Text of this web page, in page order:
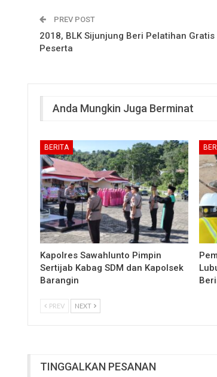
PREV POST
2018, BLK Sijunjung Beri Pelatihan Gratis
Peserta
Anda Mungkin Juga Berminat
BERITA
Kapolres Sawahlunto Pimpin
Sertijab Kabag SDM dan Kapolsek
Barangin
PREV NEXT
TINGGALKAN PESANAN